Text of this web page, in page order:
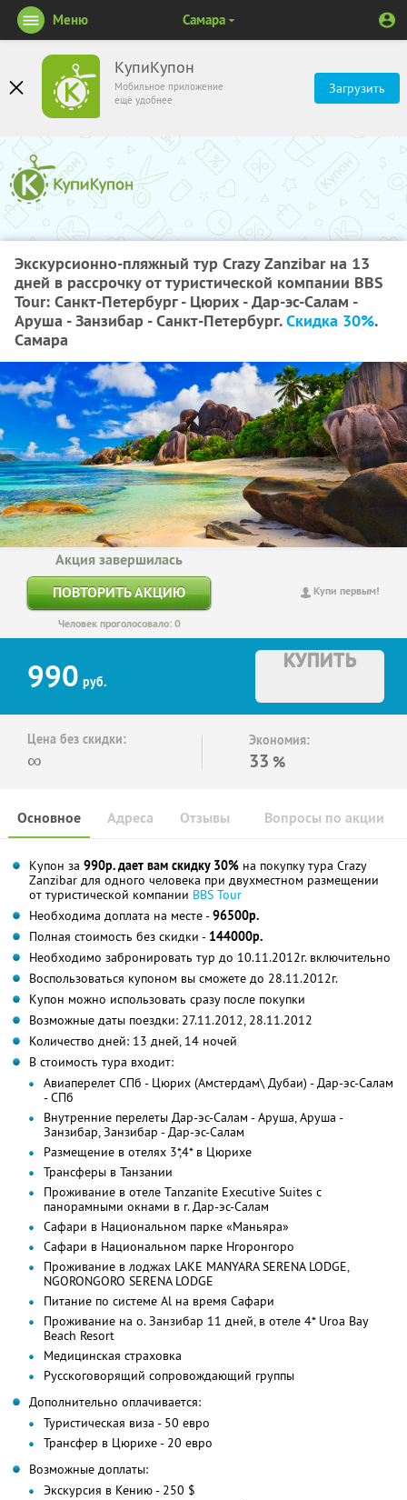
КупиКупон
Мобильное приложение
ещё удобнее
Загрузить
Меню Самара
Экскурсионно-пляжный тур Crazy Zanzibar на 13
дней в рассрочку от туристической компании BBS
Tour: Санкт-Петербург - Цюрих - Дар-эс-Салам -
Аруша - Занзибар - Санкт-Петербург.Скидка 30%.
Самара
Купи первым!
Акция завершилась
ПОВТОРИТЬ АКЦИЮ
Человек проголосовало: 0
990 руб.
КУПИТЬ
Цена без скидки:
∞
Экономия:
33 %
Основное Отзывы Вопросы по акции
Адреса
Купон за 990р. дает вам скидку 30% на покупку тура Crazy
Zanzibar для одного человека при двухместном размещении
от туристической компании BBS Tour
Необходима доплата на месте -96500р.
Полная стоимость без скидки - 144000р.
Необходимо забронировать тур до 10.11.2012г. включительно
Воспользоваться купоном вы сможете до 28.11.2012г.
Купон можно использовать сразу после покупки
Возможные даты поездки: 27.11.2012, 28.11.2012
Количество дней: 13 дней, 14 ночей
В стоимость тура входит:
Авиаперелет СПб - Цюрих (Амстердам\ Дубаи) - Дар-эс-Салам
- СПб
Внутренние перелеты Дар-эс-Салам - Аруша, Аруша -
Занзибар, Занзибар - Дар-эс-Салам
Размещение в отелях 3*,4* в Цюрихе
Трансферы в Танзании
Проживание в отеле Tanzanite Executive Suites с
панорамными окнами в г. Дар-эс-Салам
Сафари в Национальном парке «Маньяра»
Сафари в Национальном парке Нгоронгоро
Проживание в лоджах LAKE MANYARA SERENA LODGE,
NGORONGORO SERENA LODGE
Питание по системе Al на время Сафари
Проживание на о. Занзибар 11 дней, в отеле 4* Uroa Bay
Beach Resort
Медицинская страховка
Русскоговорящий сопровождающий группы
Дополнительно оплачивается:
Туристическая виза - 50 евро
Трансфер в Цюрихе - 20 евро
Возможные доплаты:
Экскурсия в Кению - 250 $